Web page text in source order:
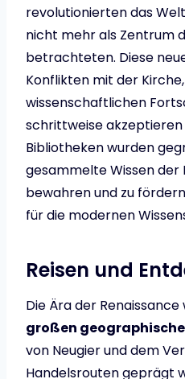
revolutionierten das
nicht mehr als Zentrum
betrachteten. Diese
Konflikten mit der
wissenschaftlichen
schrittweise akzeptieren
Bibliotheken wurden
gesammelte Wissen der
bewahren und zu
für die modernen
Reisen und
Die Ära der
großen
von Neugier und dem
Handelsrouten geprägt